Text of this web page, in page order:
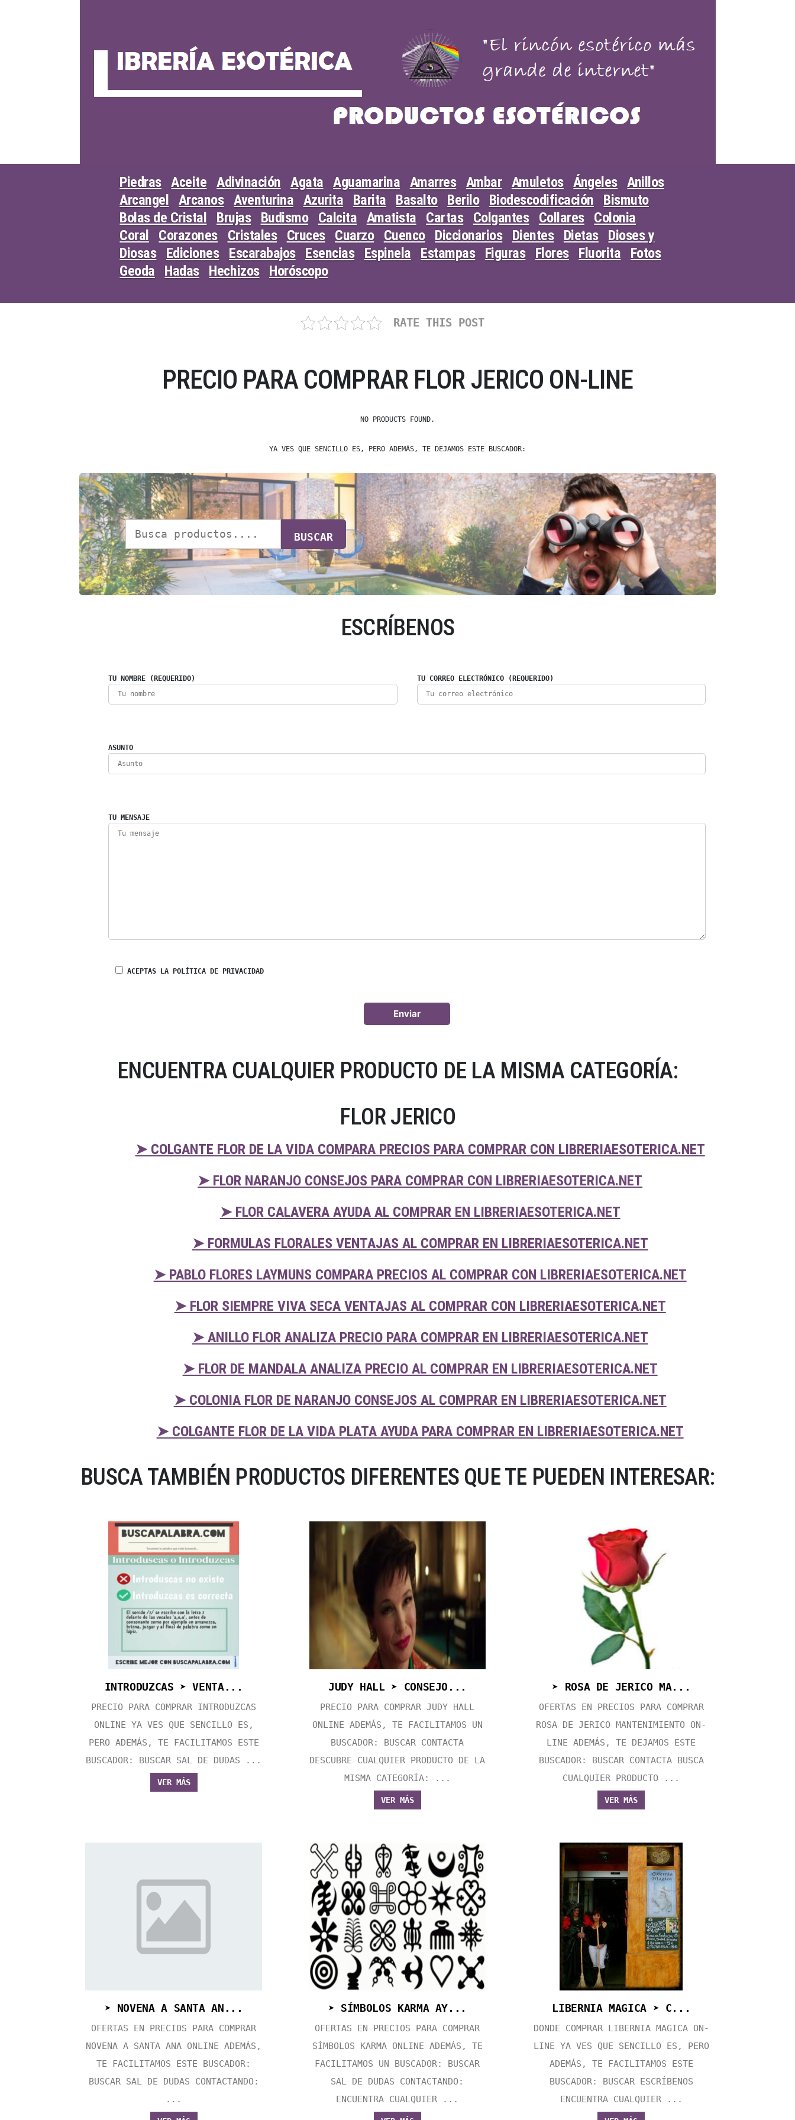
Piedras Aceite Adivinación Agata Aguamarina Amarres Ambar Amuletos Ángeles Anillos
Arcangel
Arcanos Aventurina Azurita Barita Basalto Berilo Biodescodificación
Bismuto
Bolas de Cristal
Brujas Budismo Calcita Amatista Cartas Colgantes Collares
Colonia
Coral
Corazones Cristales Cruces Cuarzo Cuenco Diccionarios Dientes Dietas
Dioses y
Diosas
Ediciones Escarabajos Esencias Espinela Estampas Figuras Flores Fluorita
Fotos
Geoda
Hadas Hechizos Horóscopo
RATE THIS POST
PRECIO PARA COMPRAR FLOR JERICO ON-LINE
NO PRODUCTS FOUND.
YA VES QUE SENCILLO ES, PERO ADEMÁS, TE DEJAMOS ESTE BUSCADOR:
BUSCAR
ESCRÍBENOS
TU NOMBRE (REQUERIDO) TU CORREO ELECTRÓNICO (REQUERIDO)
ASUNTO
TU MENSAJE
ACEPTAS LA POLÍTICA DE PRIVACIDAD
ENCUENTRA CUALQUIER PRODUCTO DE LA MISMA CATEGORÍA:
FLOR JERICO
➤ COLGANTE FLOR DE LA VIDA COMPARA PRECIOS PARA COMPRAR CON LIBRERIAESOTERICA.NET
➤ FLOR NARANJO CONSEJOS PARA COMPRAR CON LIBRERIAESOTERICA.NET
➤ FLOR CALAVERA AYUDA AL COMPRAR EN LIBRERIAESOTERICA.NET
➤ FORMULAS FLORALES VENTAJAS AL COMPRAR EN LIBRERIAESOTERICA.NET
➤ PABLO FLORES LAYMUNS COMPARA PRECIOS AL COMPRAR CON LIBRERIAESOTERICA.NET
➤ FLOR SIEMPRE VIVA SECA VENTAJAS AL COMPRAR CON LIBRERIAESOTERICA.NET
➤ ANILLO FLOR ANALIZA PRECIO PARA COMPRAR EN LIBRERIAESOTERICA.NET
➤ FLOR DE MANDALA ANALIZA PRECIO AL COMPRAR EN LIBRERIAESOTERICA.NET
➤ COLONIA FLOR DE NARANJO CONSEJOS AL COMPRAR EN LIBRERIAESOTERICA.NET
➤ COLGANTE FLOR DE LA VIDA PLATA AYUDA PARA COMPRAR EN LIBRERIAESOTERICA.NET
BUSCA TAMBIÉN PRODUCTOS DIFERENTES QUE TE PUEDEN INTERESAR:
INTRODUZCAS ➤ VENTA...
PRECIO PARA COMPRAR INTRODUZCAS
ONLINE YA VES QUE SENCILLO ES,
PERO ADEMÁS, TE FACILITAMOS ESTE
BUSCADOR: BUSCAR SAL DE DUDAS ...
VER MÁS
JUDY HALL ➤ CONSEJO...
PRECIO PARA COMPRAR JUDY HALL
ONLINE ADEMÁS, TE FACILITAMOS UN
BUSCADOR: BUSCAR CONTACTA
DESCUBRE CUALQUIER PRODUCTO DE LA
MISMA CATEGORÍA: ...
VER MÁS
➤ ROSA DE JERICO MA...
OFERTAS EN PRECIOS PARA COMPRAR
ROSA DE JERICO MANTENIMIENTO ON-
LINE ADEMÁS, TE DEJAMOS ESTE
BUSCADOR: BUSCAR CONTACTA BUSCA
CUALQUIER PRODUCTO ...
VER MÁS
➤ NOVENA A SANTA AN...
OFERTAS EN PRECIOS PARA COMPRAR
NOVENA A SANTA ANA ONLINE ADEMÁS,
TE FACILITAMOS ESTE BUSCADOR:
BUSCAR SAL DE DUDAS CONTACTANDO:
...
➤ SÍMBOLOS KARMA AY...
OFERTAS EN PRECIOS PARA COMPRAR
SÍMBOLOS KARMA ONLINE ADEMÁS, TE
FACILITAMOS UN BUSCADOR: BUSCAR
SAL DE DUDAS CONTACTANDO:
ENCUENTRA CUALQUIER ...
LIBERNIA MAGICA ➤ C...
DONDE COMPRAR LIBERNIA MAGICA ON-
LINE YA VES QUE SENCILLO ES, PERO
ADEMÁS, TE FACILITAMOS ESTE
BUSCADOR: BUSCAR ESCRÍBENOS
ENCUENTRA CUALQUIER ...